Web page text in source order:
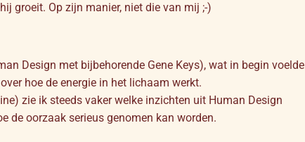
groeit. Op zijn manier, niet die van mij ;-)
Design met bijbehorende Gene Keys), wat in begin voelde
hoe de energie in het lichaam werkt.
zie ik steeds vaker welke inzichten uit Human Design
de oorzaak serieus genomen kan worden.